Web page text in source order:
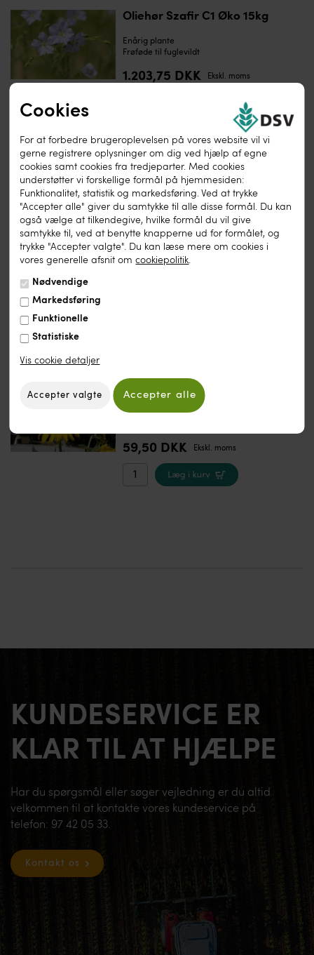
Cookies
For at forbedre brugeroplevelsen på vores website vil vi
gerne registrere oplysninger om dig ved hjælp af egne
cookies samt cookies fra tredjeparter. Med cookies
understøtter vi forskellige formål på hjemmesiden:
Funktionalitet, statistik og markedsføring. Ved at trykke
"Accepter alle" giver du samtykke til alle disse formål. Du kan
også vælge at tilkendegive, hvilke formål du vil give
samtykke til, ved at benytte knapperne ud for formålet, og
trykke "Accepter valgte". Du kan læse mere om cookies i
vores generelle afsnit omcookiepolitik.
Nødvendige
Markedsføring
Funktionelle
Statistiske
Vis cookie detaljer
Oliehør Szafir C1 Øko 15kg
Enårig plante
Frøføde til fuglevildt
1.203,75 DKK Ekskl. moms
Solsikke Peredovick C Øko 10kg
Enårig planteart
Frøene ædes af alle fugle
545,00 DKK
Solsikke Peredovick C Øko 1kg
Enårig planteart
59,50 DKK Ekskl. moms
KUNDESERVICE ER
KLAR TIL AT HJÆLPE
Har du spørgsmål eller søger vejledning er du altid
velkommen til at kontakte vores kundeservice på
telefon: 97 42 05 33.
Kontakt os